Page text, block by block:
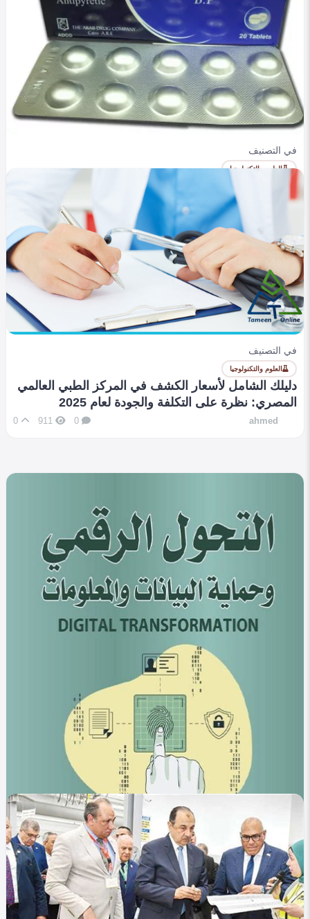
في التصنيف
العلوم والتكنولوجيا
الباراسيتامول: مسكن شائع قد يدمر كبدك - تحذير هام!
roaa omar
في التصنيف
العلوم والتكنولوجيا
دليلك الشامل لأسعار الكشف في المركز الطبي العالمي
المصري: نظرة على التكلفة والجودة لعام 2025
ahmed
0
911
في التصنيف